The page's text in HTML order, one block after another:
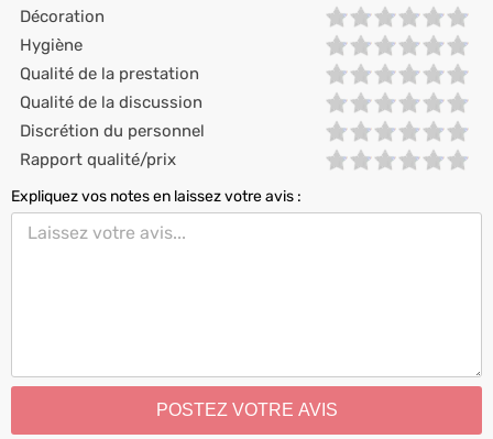
Décoration
Hygiène
Qualité de la prestation
Qualité de la discussion
Discrétion du personnel
Rapport qualité/prix
Expliquez vos notes en laissez votre avis :